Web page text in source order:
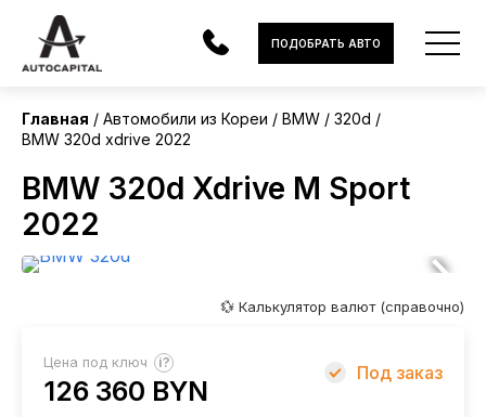
АВТОМОБИЛИ
ЭЛЕКТРОМОБИЛИ
В НАЛИЧИИ
ЛИЗИНГ
ПОДОБРАТЬ АВТО
Главная Автомобили из Кореи BMW
320d
BMW 320d xdrive 2022
BMW 320d Xdrive M Sport
2022
Корея
💱 Калькулятор валют (справочно)
Цена под ключ ?
126 360 BYN
Под заказ